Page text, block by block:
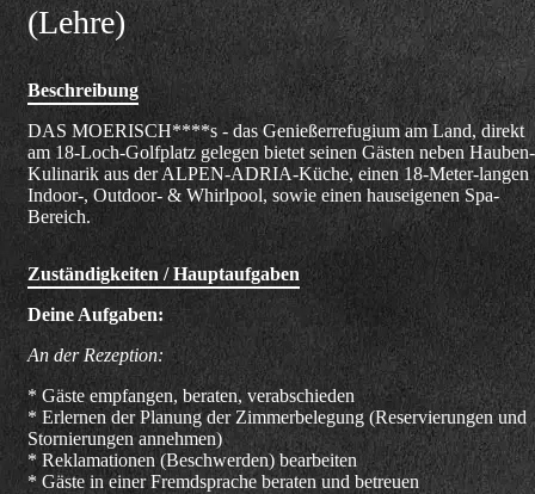
(Lehre)
Beschreibung
DAS MOERISCH****s - das Genießerrefugium am Land, direkt
am 18-Loch-Golfplatz gelegen bietet seinen Gästen neben Hauben-
Kulinarik aus der ALPEN-ADRIA-Küche, einen 18-Meter-langen
Indoor-, Outdoor- & Whirlpool, sowie einen hauseigenen Spa-
Bereich.
Zuständigkeiten / Hauptaufgaben
Deine Aufgaben:
An der Rezeption:
* Gäste empfangen, beraten, verabschieden
* Erlernen der Planung der Zimmerbelegung (Reservierungen und
Stornierungen annehmen)
* Reklamationen (Beschwerden) bearbeiten
* Gäste in einer Fremdsprache beraten und betreuen